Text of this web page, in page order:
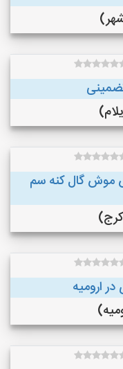
گال کنه سم
ارومیه